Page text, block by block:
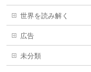
世界を読み解く
広告
未分類